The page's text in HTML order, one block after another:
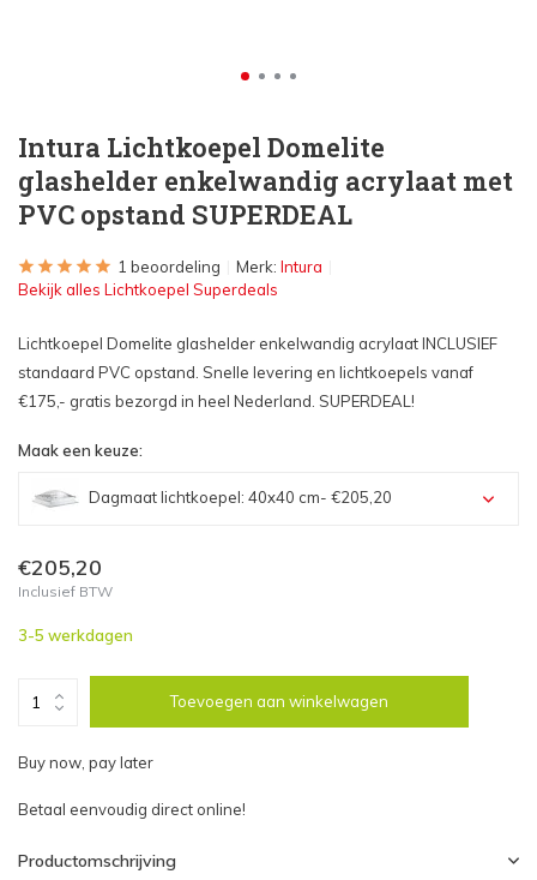
Intura Lichtkoepel Domelite
glashelder enkelwandig acrylaat met
PVC opstand SUPERDEAL
1 beoordeling Merk: Intura
Bekijk alles Lichtkoepel Superdeals
Lichtkoepel Domelite glashelder enkelwandig acrylaat INCLUSIEF
standaard PVC opstand. Snelle levering en lichtkoepels vanaf
€175,- gratis bezorgd in heel Nederland. SUPERDEAL!
Maak een keuze:
Dagmaat lichtkoepel: 40x40 cm- €205,20
Dagmaat lichtkoepel: 40x100 cm - €346,80
Dagmaat lichtkoepel: 60x60 cm - €286,80
€205,20
Inclusief BTW
3-5 werkdagen
Toevoegen aan winkelwagen
Buy now, pay later
Betaal eenvoudig direct online!
Productomschrijving